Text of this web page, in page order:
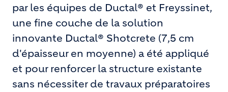
par les équipes de Ductal® et Freyssinet,
une fine couche de la solution
innovante Ductal® Shotcrete (7,5 cm
d'épaisseur en moyenne) a été appliqué
et pour renforcer la structure existante
sans nécessiter de travaux préparatoires